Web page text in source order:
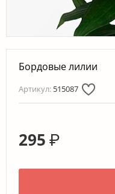
Бордовые лилии
Артикул: 515087
295 ₽